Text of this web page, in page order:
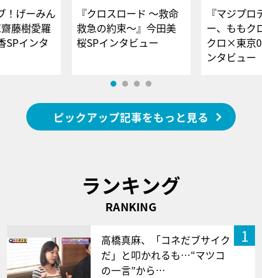
！げーみん
藤樹愛羅
SPインタ
『クロスロード ～救命
救急の約束～』今田美
桜SPインタビュー
『マジプロ
ー、ももク
クロ×東京
ンタビュー
ピックアップ記事をもっと見る
ランキング
RANKING
1
高橋真麻、「コネだブサイク
だ」と叩かれるも…“マツコ
の一言”から…